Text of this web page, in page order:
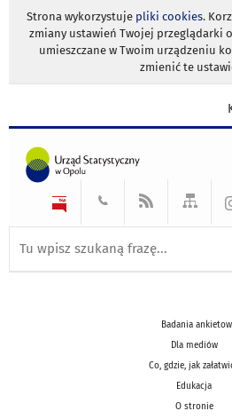
Strona wykorzystuje pliki cookies.
zmiany ustawień Twojej przeglądarki
umieszczane w Twoim urządzeniu
zmienić te
Badania
Dla mediów
Co, gdzie, jak
Edukacja
O stronie